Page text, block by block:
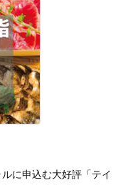
に申込む大好評「テイ